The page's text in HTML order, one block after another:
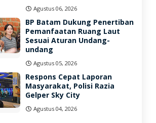
Agustus 06, 2026
BP Batam Dukung Penertiban
Pemanfaatan Ruang Laut
Sesuai Aturan Undang-
undang
Agustus 05, 2026
Respons Cepat Laporan
Masyarakat, Polisi Razia
Gelper Sky City
Agustus 04, 2026